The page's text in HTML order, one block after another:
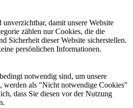
damit unsere Website
zählen nur Cookies, die die
Sicherheit dieser Website sicherstellen.
persönlichen Informationen.
notwendig sind, um unsere
werden als "Nicht notwendige Cookies"
dass Sie diesen vor der Nutzung